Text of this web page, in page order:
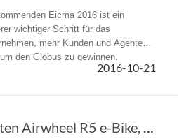
Eicma 2016 ist ein
wichtiger Schritt für das
mehr Kunden und Agenten
den Globus zu gewinnen.
2016-10-21
Reiten Airwheel R5 e-Bike, wird The Spotlight unter The Crowds